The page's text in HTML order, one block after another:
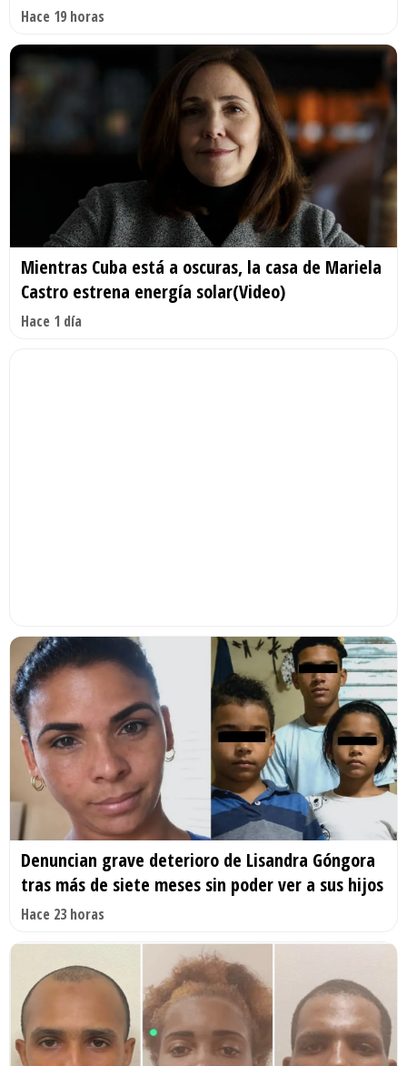
Hace 19 horas
Mientras Cuba está a oscuras, la casa de Mariela
Castro estrena energía solar(Video)
Hace 1 día
Denuncian grave deterioro de Lisandra Góngora
tras más de siete meses sin poder ver a sus hijos
Hace 23 horas